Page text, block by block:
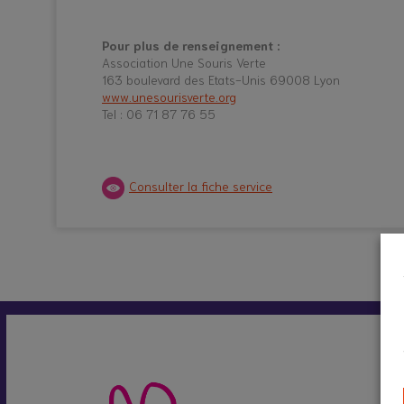
Pour plus de renseignement :
Association Une Souris Verte
163 boulevard des Etats-Unis 69008 Lyon
www.unesourisverte.org
Tel : 06 71 87 76 55
Consulter la fiche service